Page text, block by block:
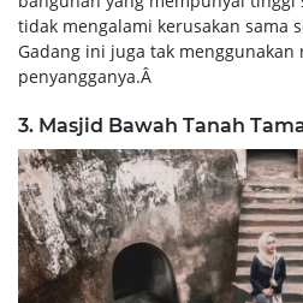
tidak mengalami kerusakan sama
Gadang ini juga tak menggunakan
penyangganya.Â
3. Masjid Bawah Tanah